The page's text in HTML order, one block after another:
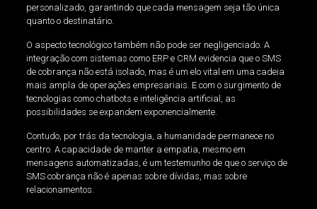
personalizado, garantindo que cada mensagem seja tão única
quanto o destinatário.
O aspecto tecnológico também não pode ser negligenciado. A
integração com sistemas como ERP e CRM evidencia que o SMS
de cobrança não está isolado, mas é um elo vital em uma cadeia
mais ampla de operações empresariais. E com o surgimento de
tecnologias como chatbots e inteligência artificial, as
possibilidades se expandem exponencialmente.
Contudo, por trás da tecnologia, a humanidade permanece no
centro. A capacidade de manter a empatia, mesmo em
mensagens automatizadas, é um testemunho de que o serviço de
SMS cobrança não é apenas sobre dívidas, mas sobre
relacionamentos.